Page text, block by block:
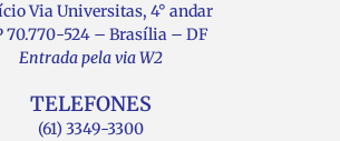
Via Universitas, 4° andar
70.770-524 – Brasília – DF
Entrada pela via W2
TELEFONES
(61) 3349-3300